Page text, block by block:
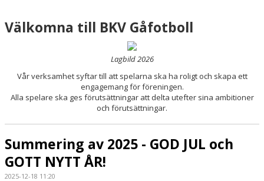
Välkomna till BKV Gåfotboll
Lagbild 2026
Vår verksamhet syftar till att spelarna ska ha roligt och skapa ett
engagemang för föreningen.
Alla spelare ska ges förutsättningar att delta utefter sina ambitioner
och förutsättningar.
Summering av 2025 - GOD JUL och
GOTT NYTT ÅR!
2025-12-18 11:20